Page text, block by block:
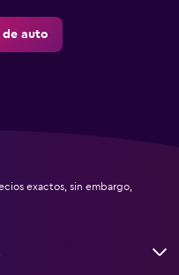
de auto
exactos, sin embargo,